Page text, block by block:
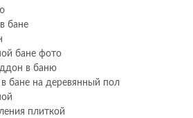
бане
бане фото
в баню
бане на деревянный пол
плиткой